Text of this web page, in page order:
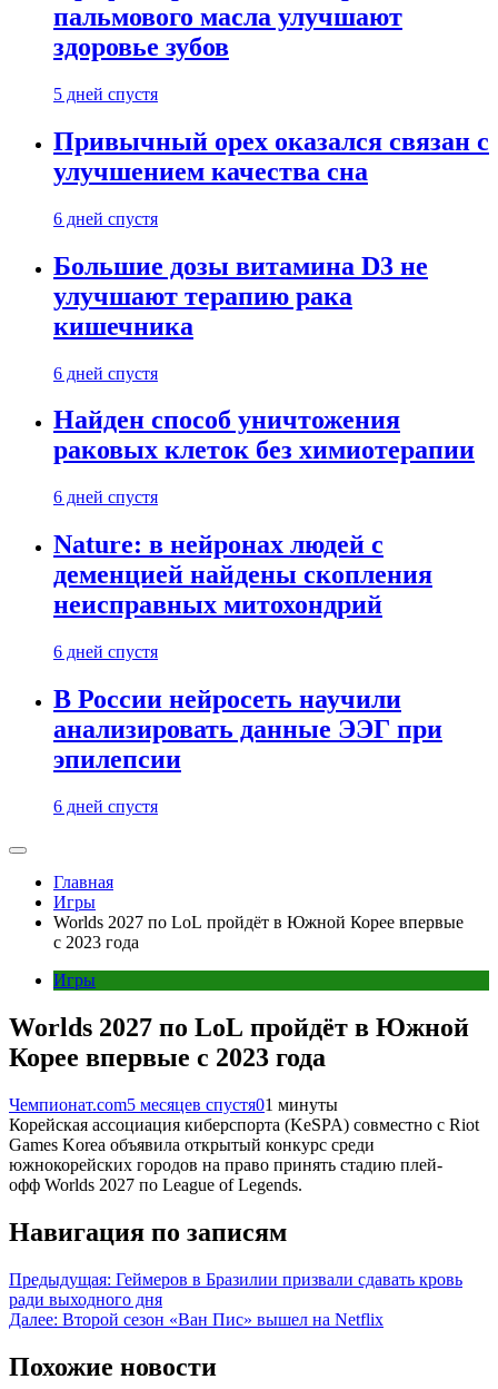
пальмового масла улучшают
здоровье зубов
5 дней спустя
Привычный орех оказался связан с
улучшением качества сна
6 дней спустя
Большие дозы витамина D3 не
улучшают терапию рака
кишечника
6 дней спустя
Найден способ уничтожения
раковых клеток без химиотерапии
6 дней спустя
Nature: в нейронах людей с
деменцией найдены скопления
неисправных митохондрий
6 дней спустя
В России нейросеть научили
анализировать данные ЭЭГ при
эпилепсии
6 дней спустя
Главная
Игры
Worlds 2027 по LoL пройдёт в Южной Корее впервые
с 2023 года
Игры
Worlds 2027 по LoL пройдёт в Южной
Корее впервые с 2023 года
Чемпионат.com5 месяцев спустя01 минуты
Корейская ассоциация киберспорта (KeSPA) совместно с Riot
Games Korea объявила открытый конкурс среди
южнокорейских городов на право принять стадию плей-
офф Worlds 2027 по League of Legends.
Навигация по записям
Предыдущая: Геймеров в Бразилии призвали сдавать кровь
ради выходного дня
Далее: Второй сезон «Ван Пис» вышел на Netflix
Похожие новости